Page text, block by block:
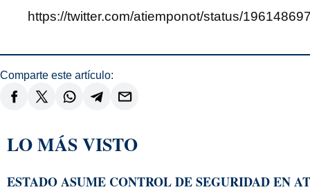
https://twitter.com/atiemponot/status/
Comparte este artículo:
LO MÁS VISTO
ESTADO ASUME CONTROL DE SEGURIDAD EN